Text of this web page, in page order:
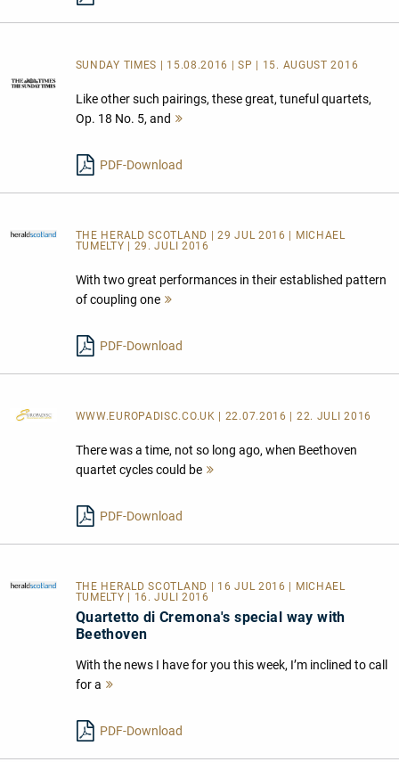
SUNDAY TIMES | 15.08.2016 | SP | 15. AUGUST 2016
Like other such pairings, these great, tuneful quartets,
Op. 18 No. 5, and
PDF-Download
THE HERALD SCOTLAND
| 29 JUL 2016 | MICHAEL
TUMELTY | 29. JULI 2016
With two great performances in their established pattern
of coupling one
PDF-Download
WWW.EUROPADISC.CO.UK | 22.07.2016 | 22. JULI 2016
There was a time, not so long ago, when Beethoven
quartet cycles could be
PDF-Download
THE HERALD SCOTLAND
| 16 JUL 2016 | MICHAEL
TUMELTY | 16. JULI 2016
Quartetto di Cremona's special way with
Beethoven
With the news I have for you this week, I’m inclined to call
for a
PDF-Download